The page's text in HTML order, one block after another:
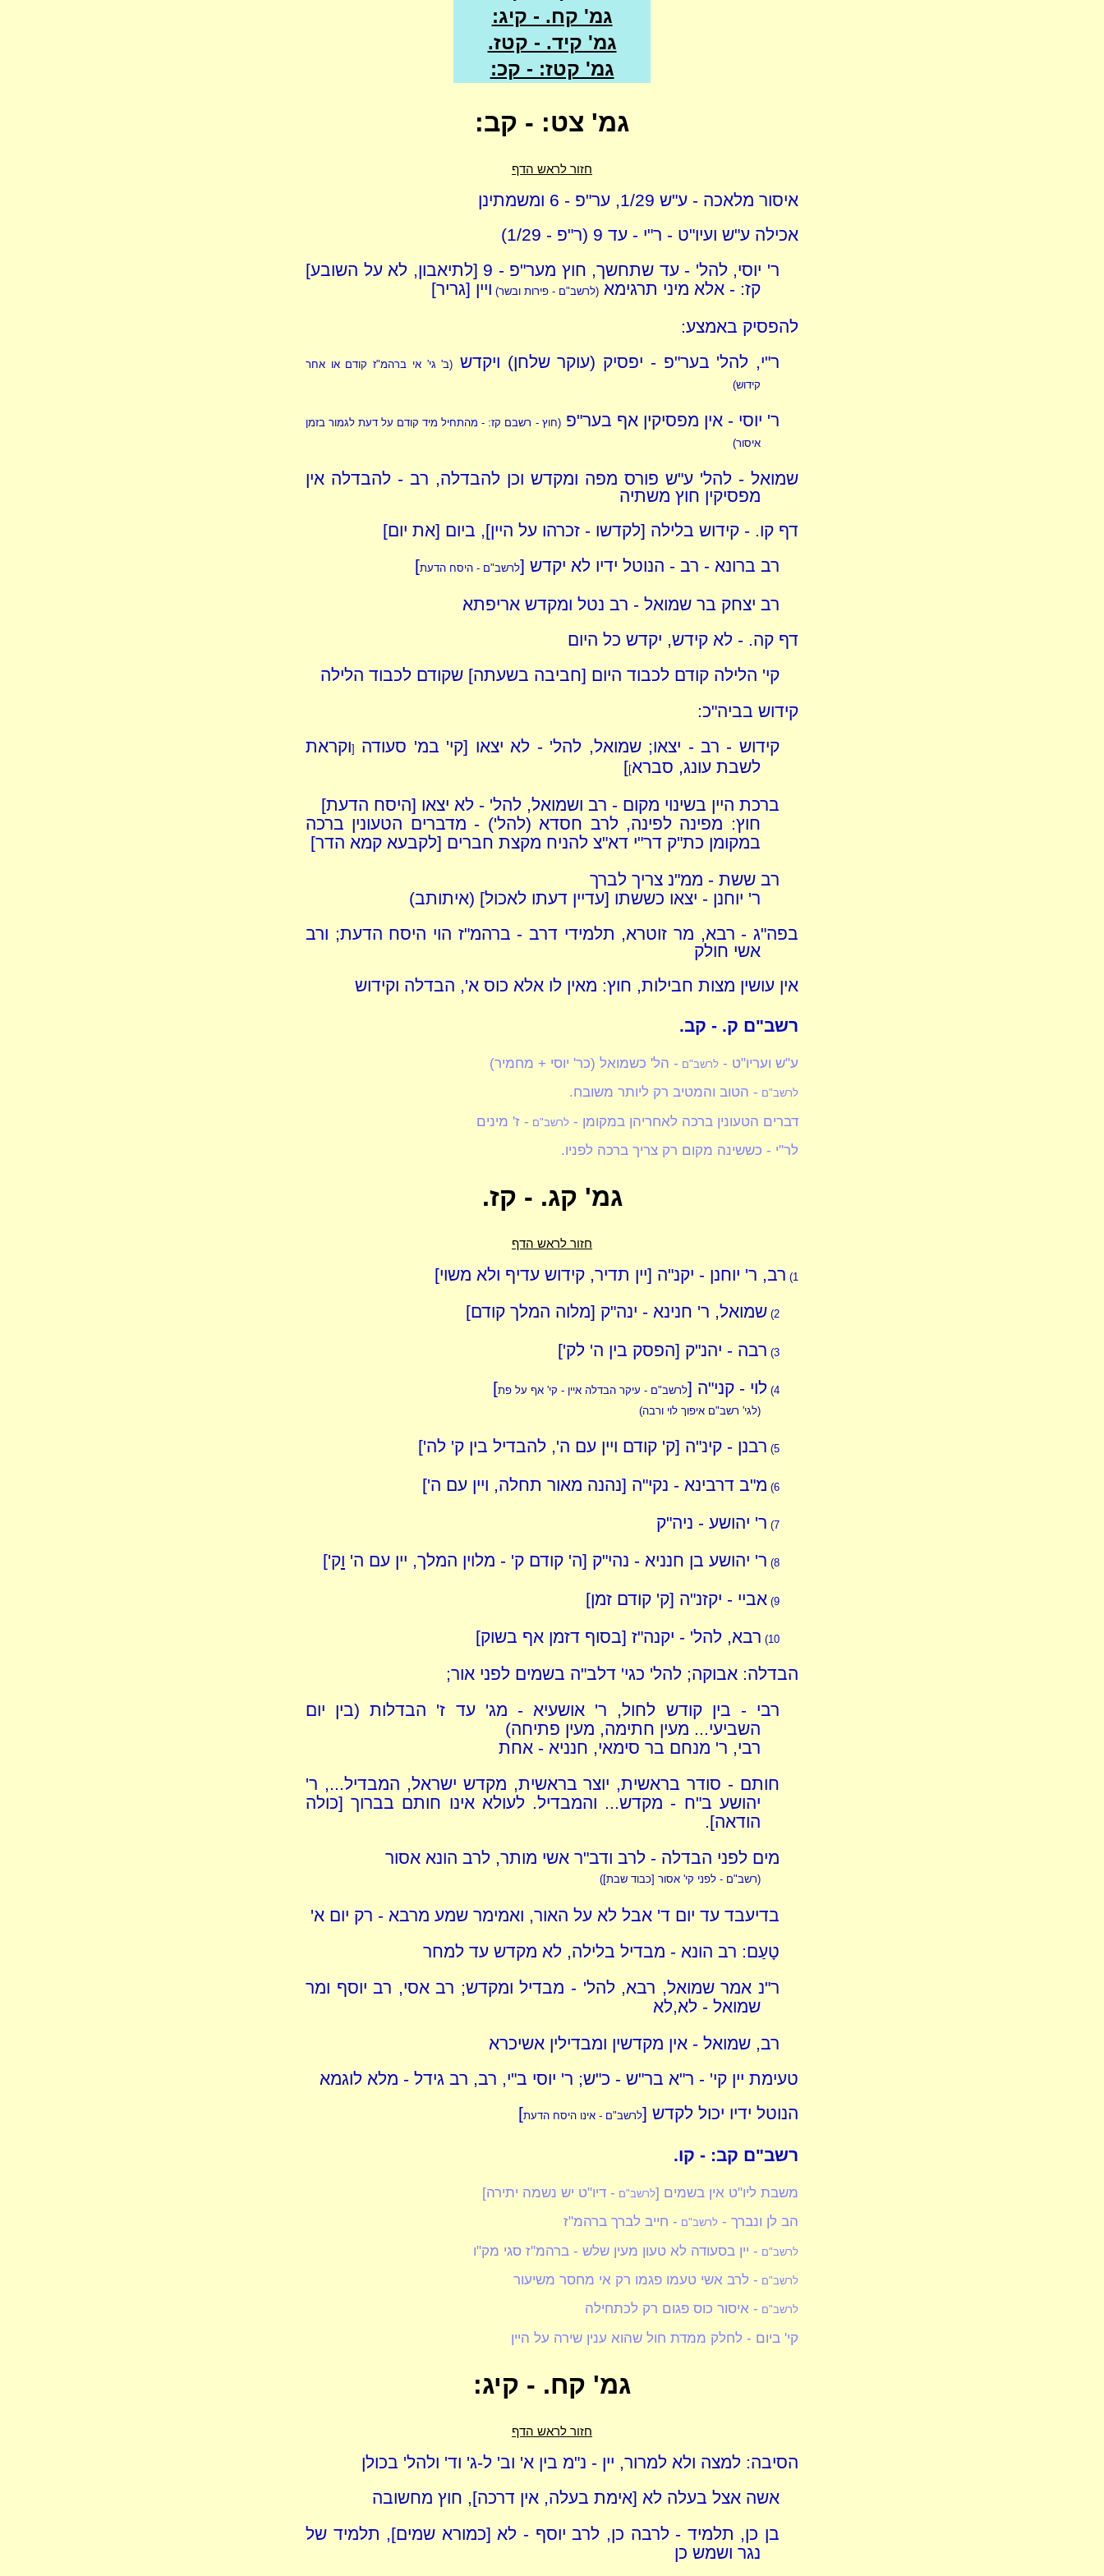
גמ' קח. - קיג:
גמ' קיד. - קטז.
גמ' קטז: - קכ:
גמ' צט: - קב:
חזור לראש הדף
איסור מלאכה - ע"ש 1/29, ער"פ - 6 ומשמתינן
אכילה ע"ש ועיו"ט - ר"י - עד 9 (ר"פ - 1/29)
ר' יוסי, להל' - עד שתחשך, חוץ מער"פ - 9 [לתיאבון, לא על השובע]
קז: - אלא מיני תרגימא(לרשב"ם - פירות ובשר) ויין [גריר]
להפסיק באמצע:
ר"י, להל' בער"פ - יפסיק (עוקר שלחן) ויקדש (ב' גי' אי ברהמ"ז קודם או אחר
קידוש)
ר' יוסי - אין מפסיקין אף בער"פ(חוץ - רשבם קז: - מהתחיל מיד קודם על דעת לגמור בזמן
איסור)
שמואל - להל' ע"ש פורס מפה ומקדש וכן להבדלה, רב - להבדלה אין
מפסיקין חוץ משתיה
דף קו. - קידוש בלילה [לקדשו - זכרהו על היין], ביום [את יום]
רב ברונא - רב - הנוטל ידיו לא יקדש [לרשב"ם - היסח הדעת]
רב יצחק בר שמואל - רב נטל ומקדש אריפתא
דף קה. - לא קידש, יקדש כל היום
קי' הלילה קודם לכבוד היום [חביבה בשעתה] שקודם לכבוד הלילה
קידוש בביה"כ:
קידוש - רב - יצאו; שמואל, להל' - לא יצאו [קי' במ' סעודה
[וקראת
לשבת עונג, סברא]
]
ברכת היין בשינוי מקום - רב ושמואל, להל' - לא יצאו [היסח הדעת]
חוץ: מפינה לפינה, לרב חסדא (להל') - מדברים הטעונין ברכה
במקומן כת"ק דר"י דא"צ להניח מקצת חברים [לקבעא קמא הדר]
רב ששת - ממ"נ צריך לברך
ר' יוחנן - יצאו כששתו [עדיין דעתו לאכול] (איתותב)
בפה"ג - רבא, מר זוטרא, תלמידי דרב - ברהמ"ז הוי היסח הדעת; ורב
אשי חולק
אין עושין מצות חבילות, חוץ: מאין לו אלא כוס א', הבדלה וקידוש
רשב"ם ק. - קב.
ע"ש ועריו"ט - לרשב"ם - הל' כשמואל (כר' יוסי + מחמיר)
לרשב"ם - הטוב והמטיב רק ליותר משובח.
דברים הטעונין ברכה לאחריהן במקומן - לרשב"ם - ז' מינים
לר"י - כששינה מקום רק צריך ברכה לפניו.
גמ' קג. - קז.
חזור לראש הדף
1) רב, ר' יוחנן - יקנ"ה [יין תדיר, קידוש עדיף ולא משוי]
2) שמואל, ר' חנינא - ינה"ק [מלוה המלך קודם]
3) רבה - יהנ"ק [הפסק בין ה' לק']
4) לוי - קני"ה [לרשב"ם - עיקר הבדלה איין - קי' אף על פת]
(לגי' רשב"ם איפוך לוי ורבה)
5) רבנן - קינ"ה [ק' קודם ויין עם ה', להבדיל בין ק' לה']
6) מ"ב דרבינא - נקי"ה [נהנה מאור תחלה, ויין עם ה']
7) ר' יהושע - ניה"ק
8) ר' יהושע בן חנניא - נהי"ק [ה' קודם ק' - מלוין המלך, יין עם ה' וק']
9) אביי - יקזנ"ה [ק' קודם זמן]
10) רבא, להל' - יקנה"ז [בסוף דזמן אף בשוק]
הבדלה: אבוקה; להל' כגי' דלב"ה בשמים לפני אור;
רבי - בין קודש לחול, ר' אושעיא - מג' עד ז' הבדלות (בין יום
השביעי... מעין חתימה, מעין פתיחה)
רבי, ר' מנחם בר סימאי, חנניא - אחת
חותם - סודר בראשית, יוצר בראשית, מקדש ישראל, המבדיל..., ר'
יהושע ב"ח - מקדש... והמבדיל. לעולא אינו חותם בברוך [כולה
הודאה].
מים לפני הבדלה - לרב ודב"ר אשי מותר, לרב הונא אסור
(רשב"ם - לפני קי' אסור [כבוד שבת])
בדיעבד עד יום ד' אבל לא על האור, ואמימר שמע מרבא - רק יום א'
טָעַם: רב הונא - מבדיל בלילה, לא מקדש עד למחר
ר"נ אמר שמואל, רבא, להל' - מבדיל ומקדש; רב אסי, רב יוסף ומר
שמואל - לא,לא
רב, שמואל - אין מקדשין ומבדילין אשיכרא
טעימת יין קי' - ר"א בר"ש - כ"ש; ר' יוסי ב"י, רב, רב גידל - מלא לוגמא
הנוטל ידיו יכול לקדש [לרשב"ם - אינו היסח הדעת]
רשב"ם קב: - קו.
משבת ליו"ט אין בשמים [לרשב"ם - דיו"ט יש נשמה יתירה]
הב לן ונברך - לרשב"ם - חייב לברך ברהמ"ז
לרשב"ם - יין בסעודה לא טעון מעין שלש - ברהמ"ז סגי מק"ו
לרשב"ם - לרב אשי טעמו פגמו רק אי מחסר משיעור
לרשב"ם - איסור כוס פגום רק לכתחילה
קי' ביום - לחלק ממדת חול שהוא ענין שירה על היין
גמ' קח. - קיג:
חזור לראש הדף
הסיבה: למצה ולא למרור, יין - נ"מ בין א' וב' ל-ג' וד' ולהל' בכולן
אשה אצל בעלה לא [אימת בעלה, אין דרכה], חוץ מחשובה
בן כן, תלמיד - לרבה כן, לרב יוסף - לא [כמורא שמים], תלמיד של
נגר ושמש כן